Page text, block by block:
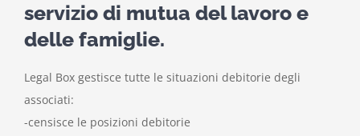
servizio di mutua del lavoro e
delle famiglie.
Legal Box gestisce tutte le situazioni debitorie degli
associati:
-censisce le posizioni debitorie